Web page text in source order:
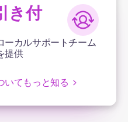
き付
ーカルサポートチーム
提供
いてもっと知る